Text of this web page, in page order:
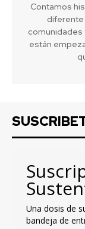
Contamos
diferente
comunidades
están
Una dosis de
bandeja de